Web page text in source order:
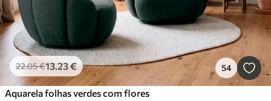
22.05€13.23€ 54
Aquarela folhas verdes com flores